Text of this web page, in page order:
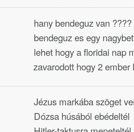
hany bendeguz van
bendeguz es egy
lehet hogy a floridai nap
zavarodott hogy 2 ember
Jézus markába szöget
Dózsa húsából ebédeltél